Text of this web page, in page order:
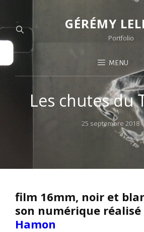
GÉRÉMY
Portfolio
MENU
Les chutes du
Posted
25 septembre 2018
film 16mm, noir et
son numérique
Hamon